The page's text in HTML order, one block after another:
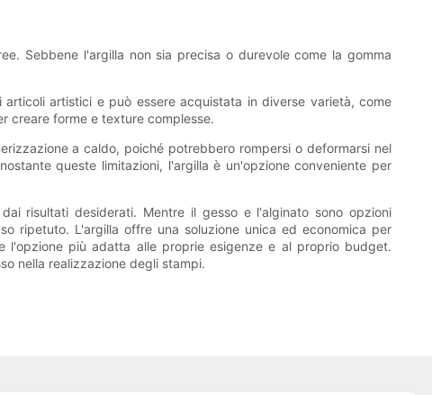
Sebbene l'argilla non sia precisa o durevole come la gomma
artistici e può essere acquistata in diverse varietà, come
creare forme e texture complesse.
a caldo, poiché potrebbero rompersi o deformarsi nel
queste limitazioni, l'argilla è un'opzione conveniente per
risultati desiderati. Mentre il gesso e l'alginato sono opzioni
ripetuto. L'argilla offre una soluzione unica ed economica per
l'opzione più adatta alle proprie esigenze e al proprio budget.
nella realizzazione degli stampi.